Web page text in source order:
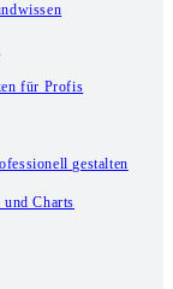
für Profis
gestalten
Charts